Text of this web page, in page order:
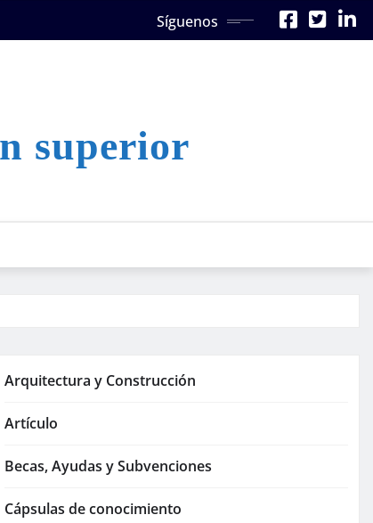
Síguenos
superior
Arquitectura y Construcción
Artículo
Becas, Ayudas y Subvenciones
Cápsulas de conocimiento